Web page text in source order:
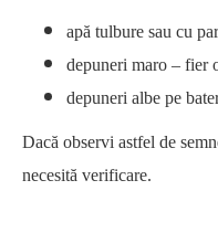
apă tulbure sau cu
depuneri maro – fier
depuneri albe pe
Dacă observi astfel de
necesită verificare.